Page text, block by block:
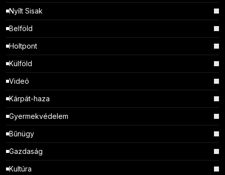
Nyílt Sisak
Belföld
Holtpont
Külföld
Videó
Kárpát-haza
Gyermekvédelem
Bűnügy
Gazdaság
Kultúra